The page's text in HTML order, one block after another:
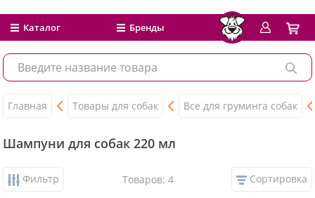
Каталог Бренды
Главная Товары для собак Все для груминга собак
Шампуни для собак 220 мл
Фильтр Товаров: 4 Сортировка